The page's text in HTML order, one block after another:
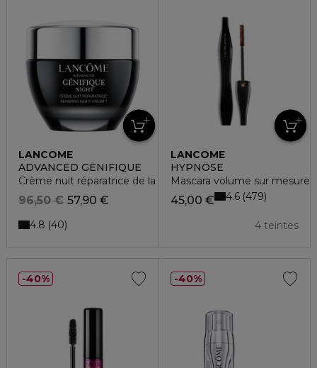
LANCÔME
ADVANCED GÉNIFIQUE
Crème nuit réparatrice de la barrière cutanée
57,90 €
96,50 €
4.8 40
LANCÔME
HYPNÔSE
Mascara volume sur mesure
45,00 €
4 teintes
4.6 479
40% 40%